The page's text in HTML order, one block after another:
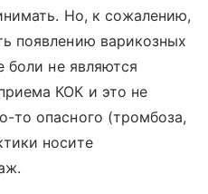
Но, к сожалению,
появлению варикозных
боли не являются
КОК и это не
то опасного (тромбоза,
носите